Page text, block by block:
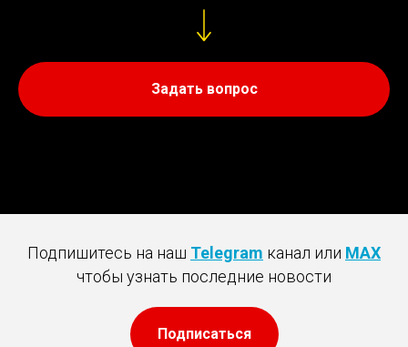
Задать вопрос
Подпишитесь на наш Telegram канал или MAX
чтобы узнать последние новости
Подписаться